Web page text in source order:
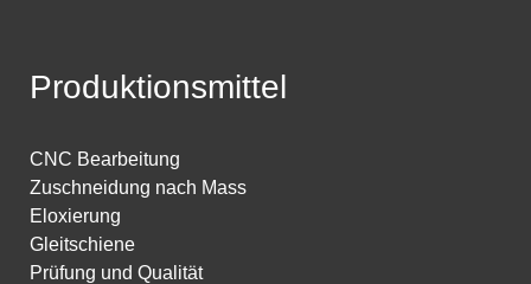
Produktionsmittel
CNC Bearbeitung
Zuschneidung nach Mass
Eloxierung
Gleitschiene
Prüfung und Qualität